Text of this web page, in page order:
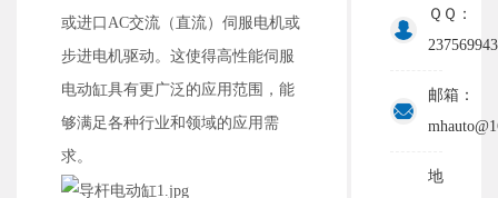
或进口AC交流（直流）伺服电机或
步进电机驱动。这使得高性能伺服
电动缸具有更广泛的应用范围，能
够满足各种行业和领域的应用需
求。
ＱＱ：
邮箱：
地